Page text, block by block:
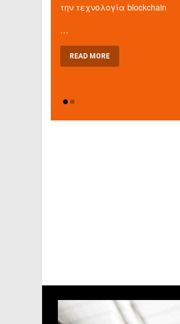
την τεχνολογία blockchain
…
READ MORE